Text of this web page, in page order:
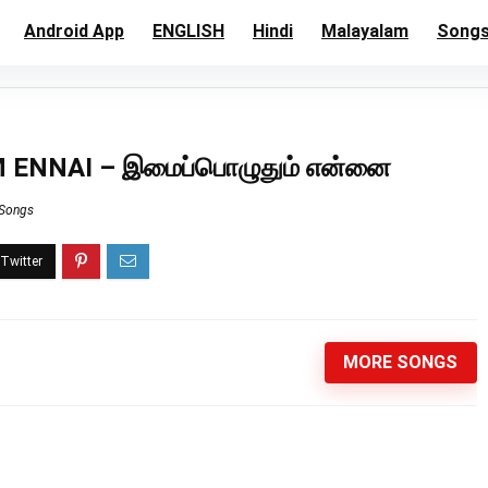
Android App ENGLISH Hindi Malayalam
ENNAI – இமைப்பொழுதும் என்னை
MORE SONGS